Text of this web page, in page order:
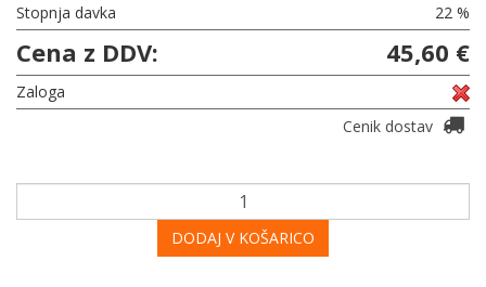
Stopnja davka
22 %
Cena z DDV: 45,60 €
Zaloga
Cenik dostav
DODAJ V KOŠARICO